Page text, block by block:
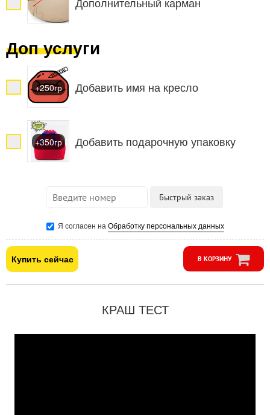
Доп услуги
+250гр Добавить имя на кресло
+350гр Добавить подарочную упаковку
Я согласен на Обработку персональных данных
Купить сейчас В КОРЗИНУ
КРАШ ТЕСТ